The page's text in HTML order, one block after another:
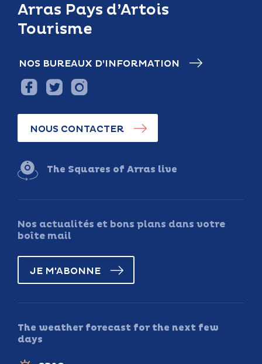
Arras Pays d’Artois
Tourisme
NOS BUREAUX D’INFORMATION
NOUS CONTACTER
The Squares of Arras live
Nos actualités et bons plans dans votre
boîte mail
JE M'ABONNE
The weather forecast for the next few
days